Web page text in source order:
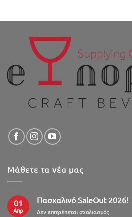
Μάθετε τα νέα μας
01
Απρ
Πασχαλινό SaleOut 2026!
Δεν επιτρέπεται σχολιασμόςστο